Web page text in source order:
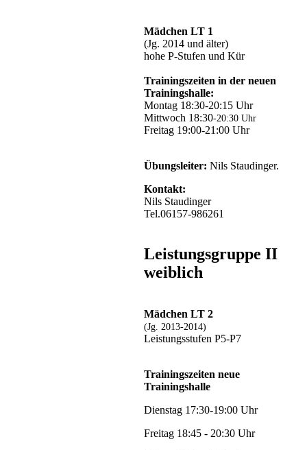
Mädchen LT 1
(Jg. 2014 und älter)
hohe P-Stufen und Kür
Trainingszeiten in der neuen
Trainingshalle:
Montag 18:30-20:15 Uhr
Mittwoch 18:30-20:30 Uhr
Freitag 19:00-21:00 Uhr
Übungsleiter: Nils Staudinger.
Kontakt:
Nils Staudinger
Tel.06157-986261
Leistungsgruppe II
weiblich
Mädchen LT 2
(Jg. 2013-2014)
Leistungsstufen P5-P7
Trainingszeiten neue
Trainingshalle
Dienstag 17:30-19:00 Uhr
Freitag 18:45 - 20:30 Uhr